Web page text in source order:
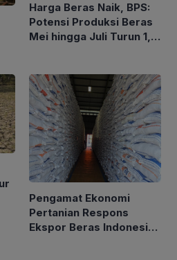
Harga Beras Naik, BPS:
Potensi Produksi Beras
Mei hingga Juli Turun 1,16
Pengamat Ekonomi
Pertanian Respons
Ekspor Beras Indonesia